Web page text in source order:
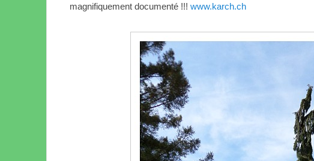
magnifiquement documenté !!! www.karch.ch